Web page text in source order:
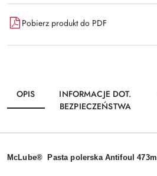
Pobierz produkt do PDF
OPIS
INFORMACJE DOT.
BEZPIECZEŃSTWA
McLube® Pasta polerska Antifoul 473ml